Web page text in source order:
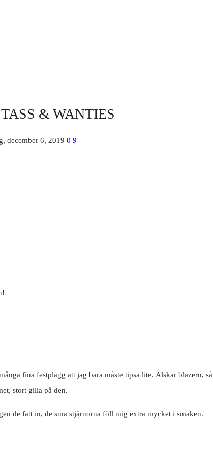
& WANTIES
december 6, 2019 0 9
fina festplagg att jag bara måste tipsa lite. Älskar blazern, så
stort gilla på den.
de fått in, de små stjärnorna föll mig extra mycket i smaken.